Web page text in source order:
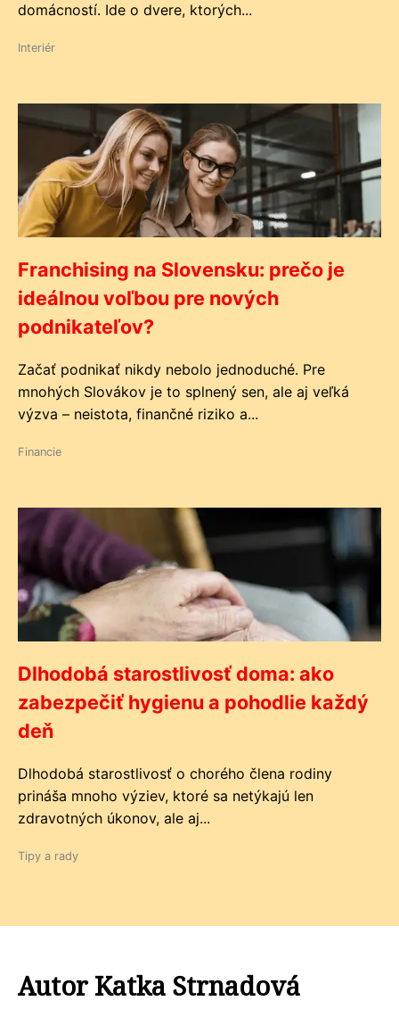
domácností. Ide o dvere, ktorých...
Interiér
Franchising na Slovensku: prečo je
ideálnou voľbou pre nových
podnikateľov?
Začať podnikať nikdy nebolo jednoduché. Pre
mnohých Slovákov je to splnený sen, ale aj veľká
výzva – neistota, finančné riziko a...
Financie
Dlhodobá starostlivosť doma: ako
zabezpečiť hygienu a pohodlie každý
deň
Dlhodobá starostlivosť o chorého člena rodiny
prináša mnoho výziev, ktoré sa netýkajú len
zdravotných úkonov, ale aj...
Tipy a rady
Autor Katka Strnadová